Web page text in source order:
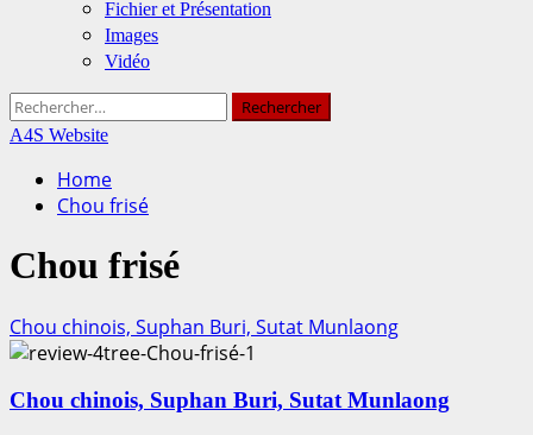
Fichier et Présentation
Images
Vidéo
Rechercher :
A4S Website
Home
Chou frisé
Chou frisé
Chou chinois, Suphan Buri, Sutat Munlaong
Chou chinois, Suphan Buri, Sutat Munlaong